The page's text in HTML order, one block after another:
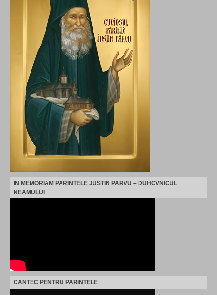
IN MEMORIAM PARINTELE JUSTIN PARVU – DUHOVNICUL
NEAMULUI
CANTEC PENTRU PARINTELE